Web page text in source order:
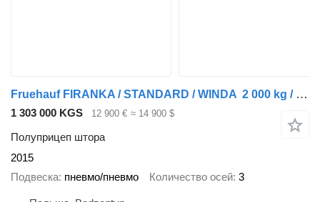
Fruehauf FIRANKA / STANDARD / WINDA 2 000 kg / MOCNA PODŁOGA SZYNA DESKA
1 303 000 KGS 12 900 € ≈ 14 900 $
Полуприцеп штора
2015
Подвеска пневмо/пневмо Количество осей 3